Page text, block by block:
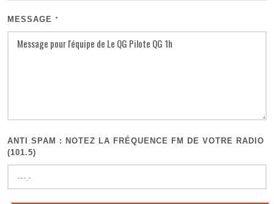
MESSAGE *
ANTI SPAM : NOTEZ LA FRÉQUENCE FM DE VOTRE RADIO
(101.5)